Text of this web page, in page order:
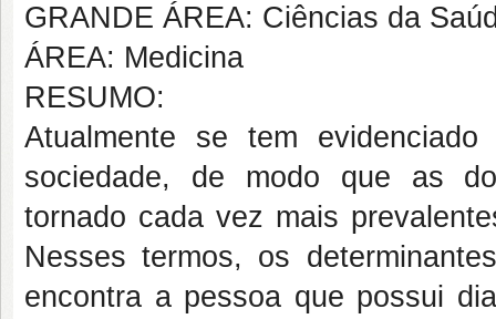
GRANDE ÁREA: Ciências da
ÁREA: Medicina
RESUMO:
Atualmente se tem
sociedade, de modo que as
tornado cada vez mais
Nesses termos, os
encontra a pessoa que possui